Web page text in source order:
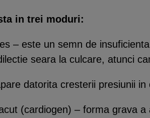
in trei moduri:
– este un semn de
seara la culcare, atunci
datorita cresterii presiunii
(cardiogen) – forma grava a